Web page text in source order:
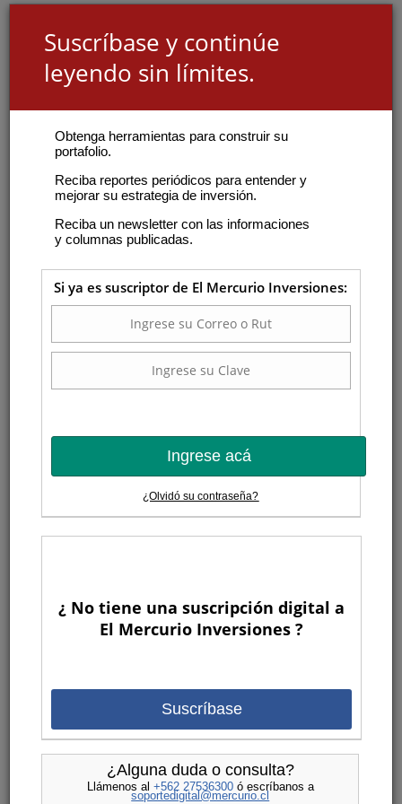
Suscríbase y continúe
leyendo sin límites.
Obtenga herramientas para construir su
portafolio.
Reciba reportes periódicos para entender y
mejorar su estrategia de inversión.
Reciba un newsletter con las informaciones
y columnas publicadas.
Si ya es suscriptor de El Mercurio Inversiones:
Ingrese acá
¿Olvidó su contraseña?
¿ No tiene una suscripción digital a
El Mercurio Inversiones ?
Suscríbase
¿Alguna duda o consulta?
Llámenos al +562 27536300ó escríbanos a
soportedigital@mercurio.cl